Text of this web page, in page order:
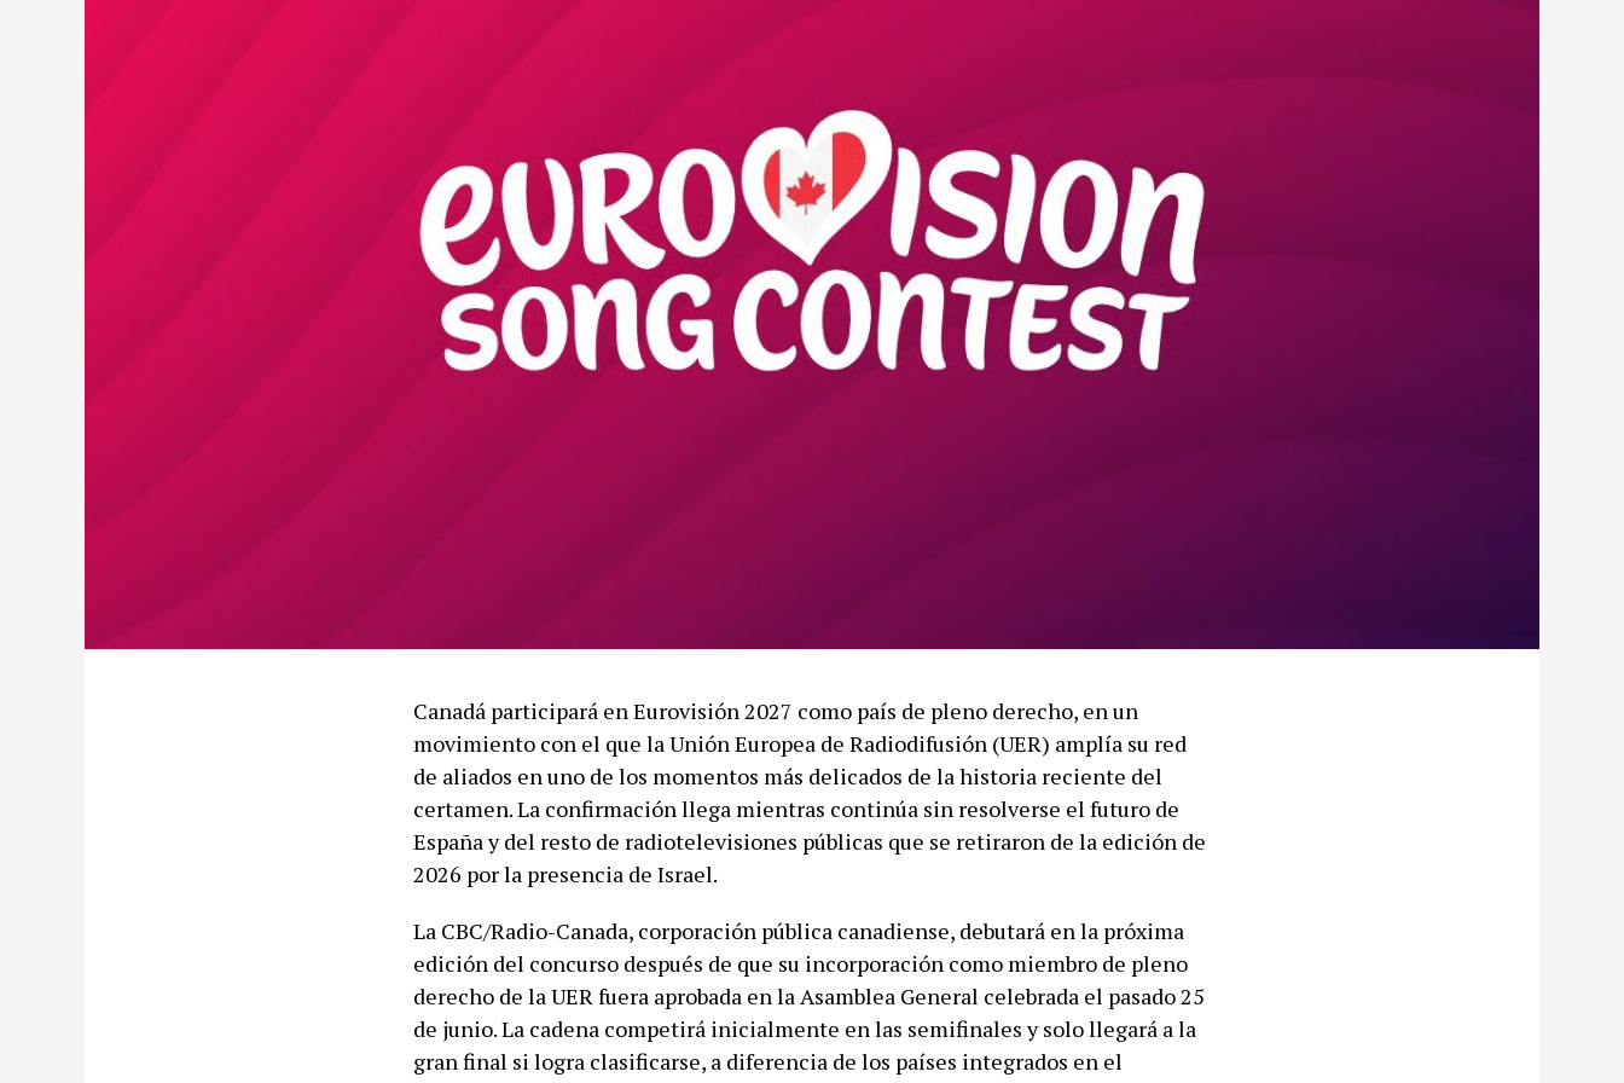
Canadá participará en Eurovisión 2027 como país de pleno derecho, en un
movimiento con el que la Unión Europea de Radiodifusión (UER) amplía su red
de aliados en uno de los momentos más delicados de la historia reciente del
certamen. La confirmación llega mientras continúa sin resolverse el futuro de
España y del resto de radiotelevisiones públicas que se retiraron de la edición de
2026 por la presencia de Israel.
La CBC/Radio-Canada, corporación pública canadiense, debutará en la próxima
edición del concurso después de que su incorporación como miembro de pleno
derecho de la UER fuera aprobada en la Asamblea General celebrada el pasado 25
de junio. La cadena competirá inicialmente en las semifinales y solo llegará a la
gran final si logra clasificarse, a diferencia de los países integrados en el